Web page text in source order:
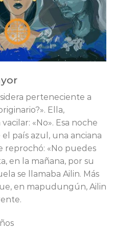
perteneciente a
Ella,
«No». Esa noche
país azul, una anciana
reprochó: «No puedes
en la mañana, por su
se llamaba Ailin. Más
en mapudungún, Ailin